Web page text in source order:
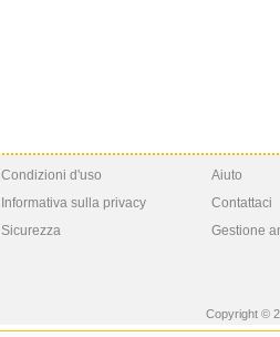
Condizioni d'uso
Informativa sulla privacy
Sicurezza
Aiuto
Contattaci
Gestione
Copyright ©